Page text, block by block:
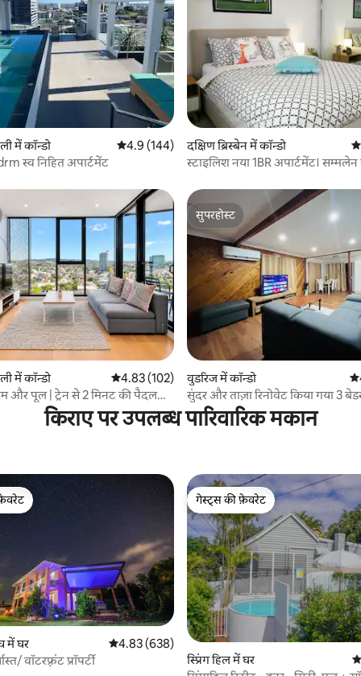
में कॉन्डो औसत रेटिंग 5 में से 4.9, 144 समीक्षाएँ
4.9 (144)
स्व निहित अपार्टमेंट
दक्षिण ब्रिस्बेन में कॉन्डो
स्टाइलिश नया 1BR अपार्टमेंट। सम्मलेन
में कॉन्डो औसत रेटिंग 5 में से 4.83, 102 समीक्षाएँ
4.83 (102)
और पूल | ट्रेन से 2 मिनट की पैदल
सुपरहोस्ट
सुपरहोस्ट
वुडरिज में कॉन्डो
सुंदर और ताज़ा रिनोवेट किया गया 3
अपार्टमेंट
किराए पर उपलब्ध पारिवारिक मकान
में घर औसत रेटिंग 5 में से 4.83, 638 समीक्षाएँ
4.83 (638)
वॉटरफ़्रंट प्रॉपर्टी
गेस्ट्स की फ़ेवरेट
गेस्ट्स की फ़ेवरेट
स्प्रिंग हिल में घर